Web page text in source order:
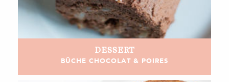
DESSERT
BÛCHE CHOCOLAT & POIRES